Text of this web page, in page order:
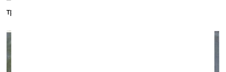
традиции великого искусства.